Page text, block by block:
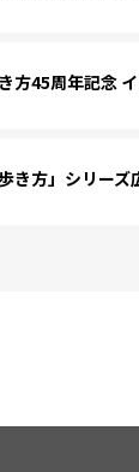
方45周年記念
歩き方」シリー